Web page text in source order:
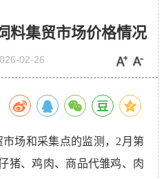
料集贸市场价格情况
02-26
市场和采集点的监测，2月第
猪、鸡肉、商品代雏鸡、 肉